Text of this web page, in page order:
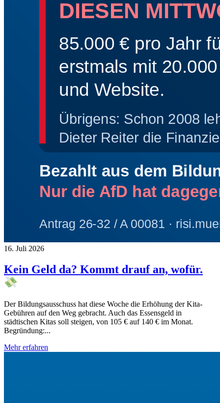
16. Juli 2026
Kein Geld da? Kommt drauf an, wofür.
Der Bildungsausschuss hat diese Woche die Erhöhung der Kita-
Gebühren auf den Weg gebracht. Auch das Essensgeld in
städtischen Kitas soll steigen, von 105 € auf 140 € im Monat.
Begründung:...
Mehr erfahren